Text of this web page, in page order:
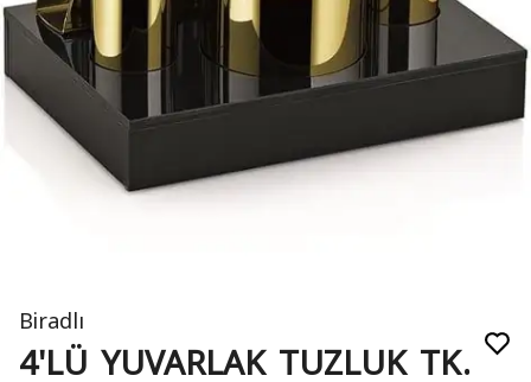
Biradlı
4'LÜ YUVARLAK TUZLUK TK.